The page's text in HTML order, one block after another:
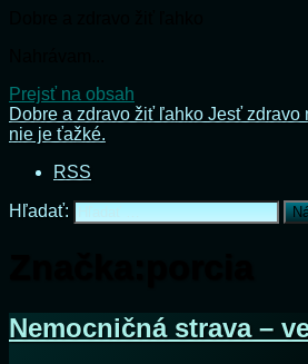
Prejsť na obsah
Dobre a zdravo žiť ľahko Jesť zdravo
nie je ťažké.
RSS
Hľadať:
Nemocničná strava –